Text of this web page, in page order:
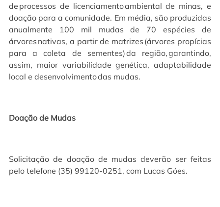
de processos de licenciamento ambiental de minas, e
doação para a comunidade. Em média, são produzidas
anualmente 100 mil mudas de 70 espécies de
árvores nativas, a partir de matrizes (árvores propícias
para a coleta de sementes) da região, garantindo,
assim, maior variabilidade genética, adaptabilidade
local e desenvolvimento das mudas.
Doação de Mudas
Solicitação de doação de mudas deverão ser feitas
pelo telefone (35) 99120-0251, com Lucas Góes.